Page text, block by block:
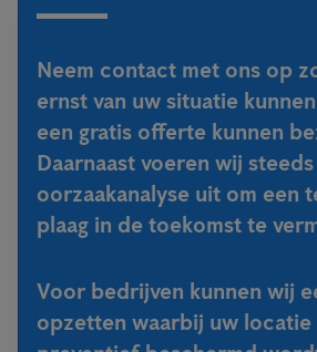
Neem contact met ons op
ernst van uw situatie
een gratis offerte kunnen
Daarnaast voeren wij
oorzaakanalyse uit om een
plaag in de toekomst te
Voor bedrijven kunnen wij
opzetten waarbij uw